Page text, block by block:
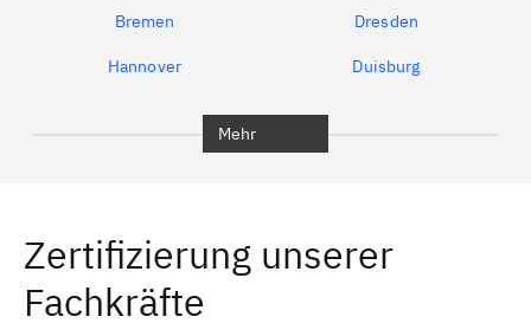
Bremen Dresden
Hannover Duisburg
Erlangen Bamberg
Bayreuth
Mehr
Zertifizierung unserer
Fachkräfte